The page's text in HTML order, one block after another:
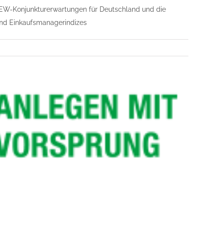
Konjunkturerwartungen für Deutschland und die
Einkaufsmanagerindizes